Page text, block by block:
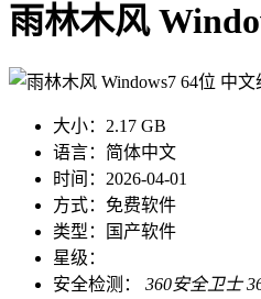
雨林木风
大小： 2.17 GB
语言： 简体中文
时间： 2026-04-01
方式： 免费软件
类型：
国产软件
星级：
安全检测：
360安全卫士